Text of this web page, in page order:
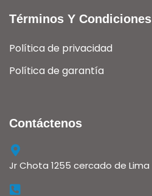
Términos Y Condiciones
Política de privacidad
Política de garantía
Contáctenos
Jr Chota 1255 cercado de Lima